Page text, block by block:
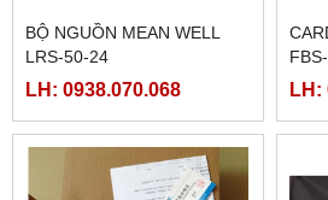
BỘ NGUỒN MEAN WELL
LRS-50-24
LH: 0938.070.068 LH: